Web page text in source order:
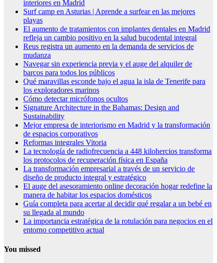
interiores en Madrid
Surf camp en Asturias | Aprende a surfear en las mejores
playas
El aumento de tratamientos con implantes dentales en Madrid
refleja un cambio positivo en la salud bucodental integral
Reus registra un aumento en la demanda de servicios de
mudanza
Navegar sin experiencia previa y el auge del alquiler de
barcos para todos los públicos
Qué maravillas esconde bajo el agua la isla de Tenerife para
los exploradores marinos
Cómo detectar micrófonos ocultos
Signature Architecture in the Bahamas: Design and
Sustainability
Mejor empresa de interiorismo en Madrid y la transformación
de espacios corporativos
Reformas integrales Vitoria
La tecnología de radiofrecuencia a 448 kilohercios transforma
los protocolos de recuperación física en España
La transformación empresarial a través de un servicio de
diseño de producto integral y estratégico
El auge del asesoramiento online decoración hogar redefine la
manera de habitar los espacios domésticos
Guía completa para acertar al decidir qué regalar a un bebé en
su llegada al mundo
La importancia estratégica de la rotulación para negocios en el
entorno competitivo actual
You missed